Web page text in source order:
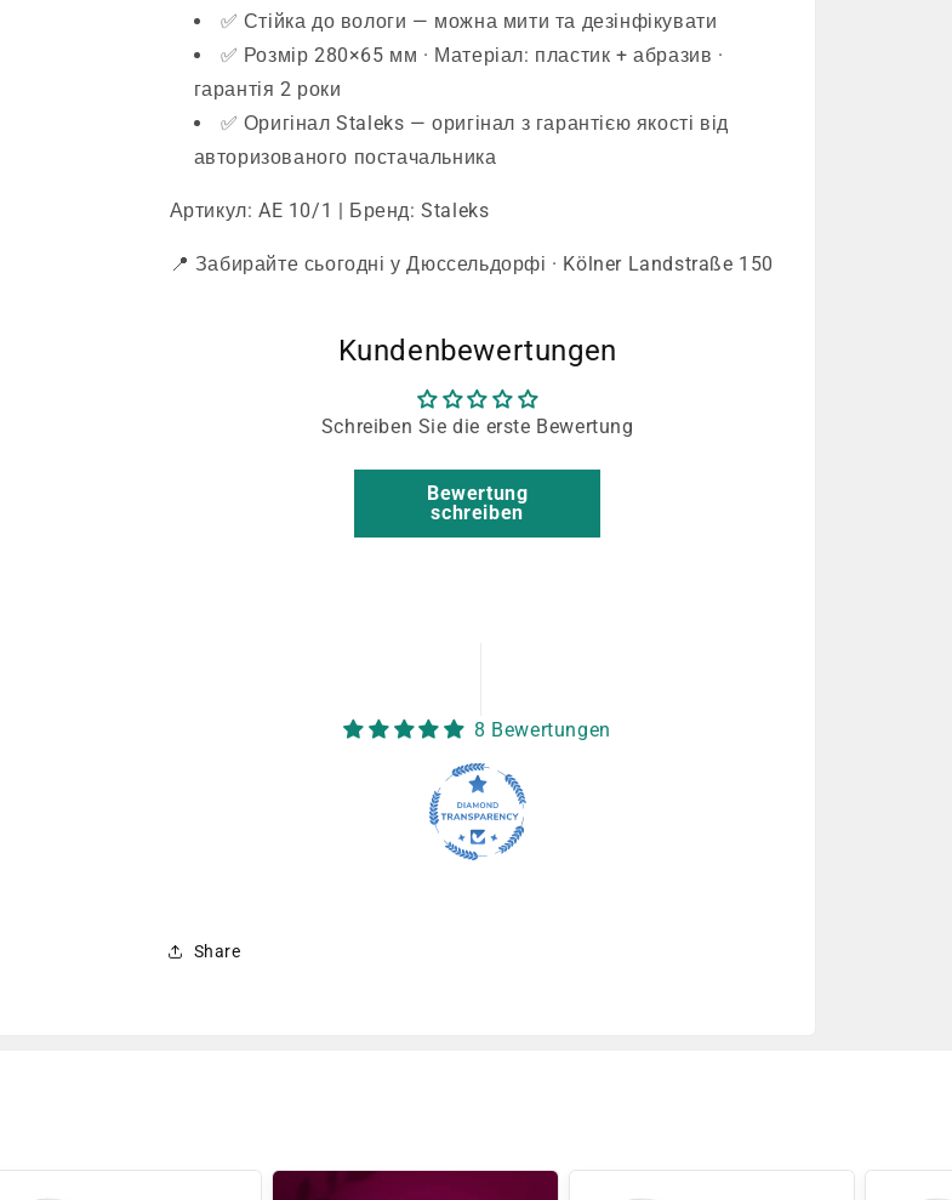
✅ Стійка до вологи — можна мити та дезінфікувати
✅ Розмір 280×65 мм · Матеріал: пластик + абразив ·
гарантія 2 роки
✅ Оригінал Staleks — оригінал з гарантією якості від
авторизованого постачальника
Артикул: AE 10/1 | Бренд: Staleks
📍 Забирайте сьогодні у Дюссельдорфі · Kölner Landstraße 150
Kundenbewertungen
Schreiben Sie die erste Bewertung
Bewertung
schreiben
8 Bewertungen
Share